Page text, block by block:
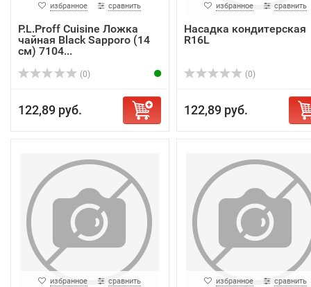
избранное сравнить
P.L.Proff Cuisine Ложка
чайная Black Sapporo (14
см) 7104...
(0)
122,89 руб.
избранное сравнить
Насадка кондитерская
R16L
(0)
122,89 руб.
избранное сравнить избранное сравнить